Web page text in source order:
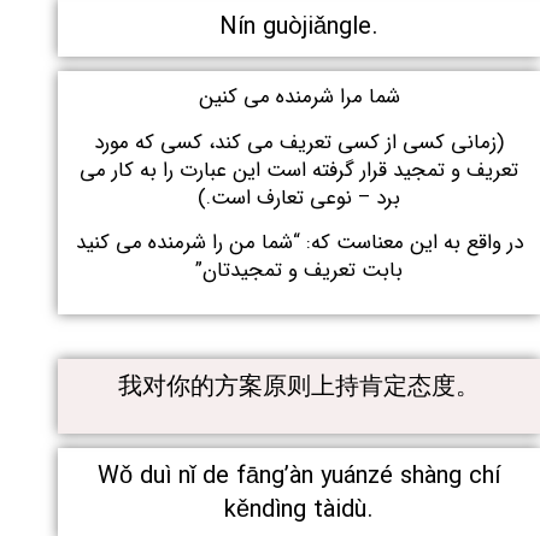
Nín guòjiǎngle.
شما مرا شرمنده می کنین
(زمانی کسی از کسی تعریف می کند، کسی که مورد
تعریف و تمجید قرار گرفته است این عبارت را به کار می
برد – نوعی تعارف است.)
در واقع به این معناست که: “شما من را شرمنده می کنید
بابت تعریف و تمجیدتان”
我对你的方案原则上持肯定态度。
Wǒ duì nǐ de fāng’àn yuánzé shàng chí
kěndìng tàidù.